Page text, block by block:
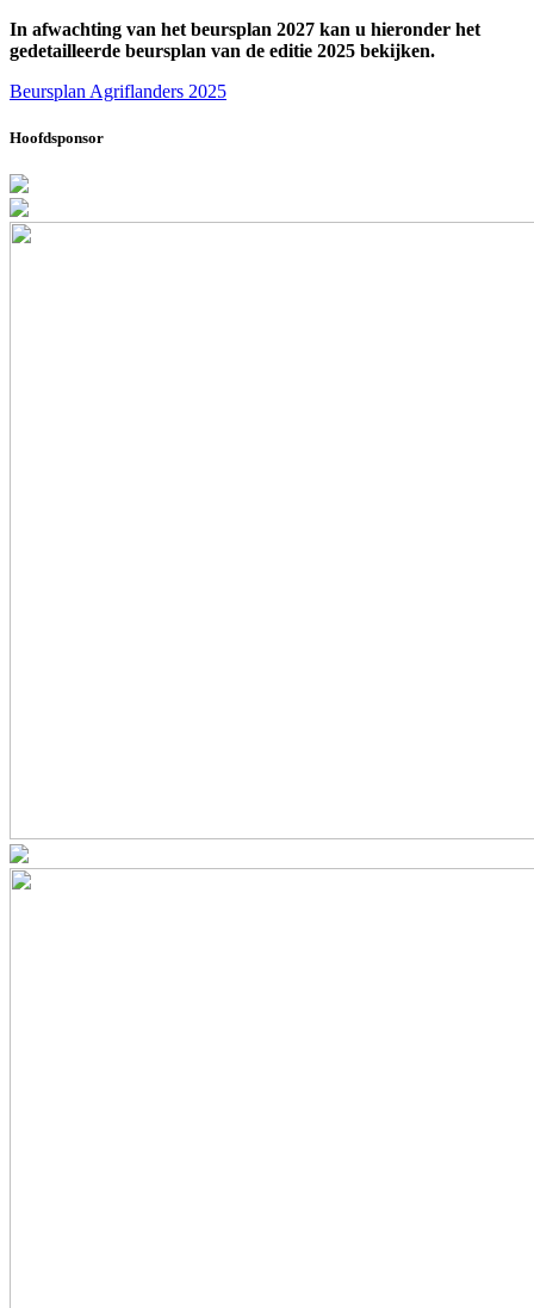
In afwachting van het beursplan 2027 kan u hieronder het
gedetailleerde beursplan van de editie 2025 bekijken.
Beursplan Agriflanders 2025
Hoofdsponsor